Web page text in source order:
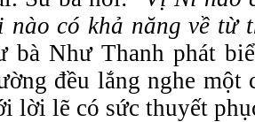
nào có khả năng về từ
bà Như Thanh phát
đều lắng nghe một
lời lẽ có sức thuyết